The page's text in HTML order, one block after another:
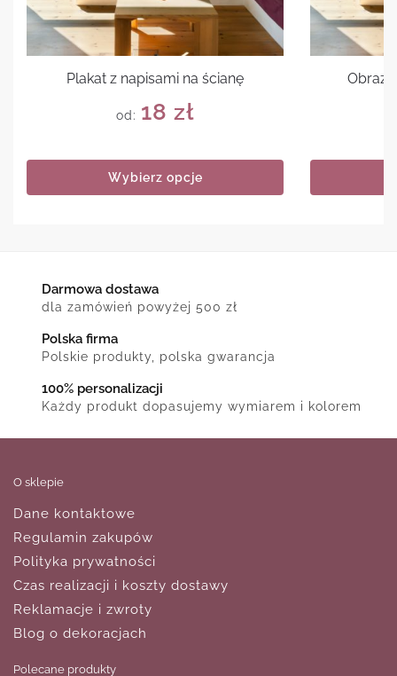
Plakat z napisami na ścianę
od: 18 zł
Wybierz opcje
Obraz
Darmowa dostawa
dla zamówień powyżej 500 zł
Polska firma
Polskie produkty, polska gwarancja
100% personalizacji
Każdy produkt dopasujemy wymiarem i kolorem
O sklepie
Dane kontaktowe
Regulamin zakupów
Polityka prywatności
Czas realizacji i koszty dostawy
Reklamacje i zwroty
Blog o dekoracjach
Polecane produkty